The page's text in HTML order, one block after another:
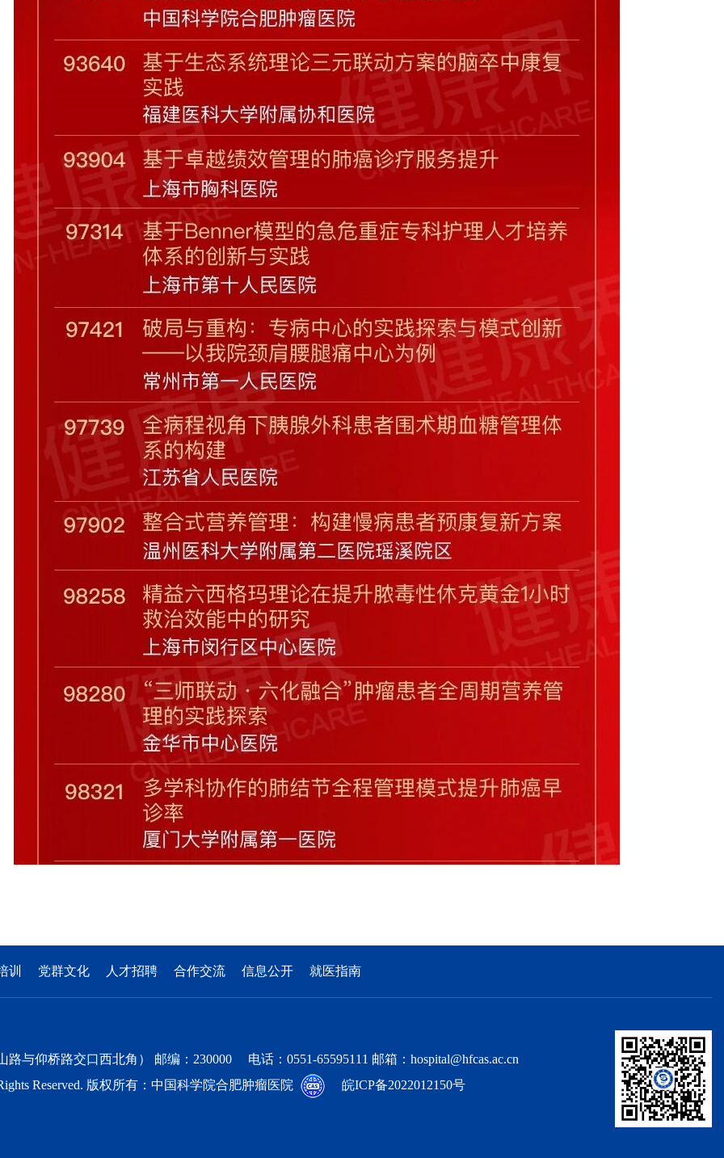
训 党群文化 人才招聘 合作交流 信息公开 就医指南
与仰桥路交口西北角） 邮编：230000 电话：0551-65595111 邮箱：hospital@hfcas.ac.cn
Reserved. 版权所有：中国科学院合肥肿瘤医院
皖ICP备2022012150号